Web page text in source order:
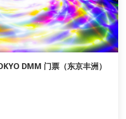
DMM 门票（东京丰洲）